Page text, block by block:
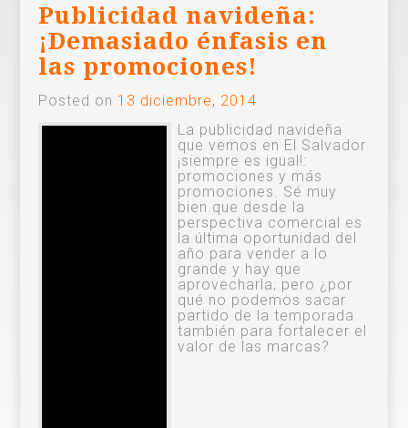
Publicidad navideña:
¡Demasiado énfasis en
las promociones!
Posted on 13 diciembre, 2014
La publicidad navideña
que vemos en El Salvador
¡siempre es igual!:
promociones y más
promociones. Sé muy
bien que desde la
perspectiva comercial es
la última oportunidad del
año para vender a lo
grande y hay que
aprovecharla; pero ¿por
qué no podemos sacar
partido de la temporada
también para fortalecer el
valor de las marcas?